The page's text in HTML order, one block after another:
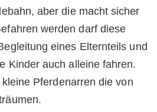
aber die macht sicher
werden darf diese
eines Elternteils und
Kinder auch alleine fahren.
Pferdenarren die von